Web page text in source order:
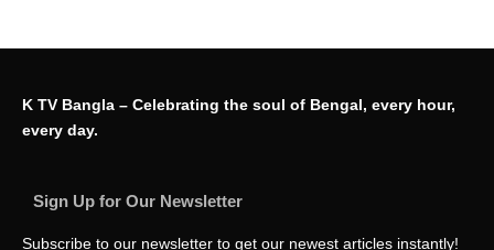
K TV Bangla – Celebrating the soul of Bengal, every hour,
every day.
Sign Up for Our Newsletter
Subscribe to our newsletter to get our newest articles instantly!